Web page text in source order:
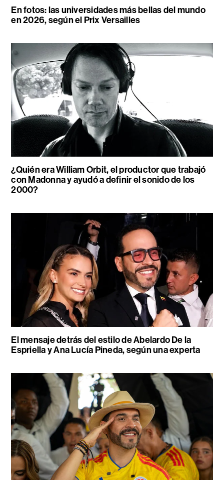
En fotos: las universidades más bellas del mundo
en 2026, según el Prix Versailles
¿Quién era William Orbit, el productor que trabajó
con Madonna y ayudó a definir el sonido de los
2000?
El mensaje detrás del estilo de Abelardo De la
Espriella y Ana Lucía Pineda, según una experta